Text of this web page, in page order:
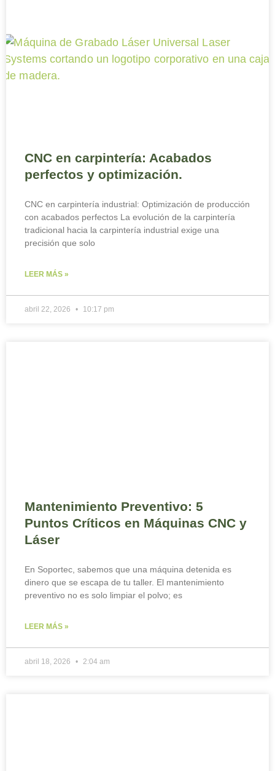
CNC en carpintería: Acabados
perfectos y optimización.
CNC en carpintería industrial: Optimización de producción
con acabados perfectos La evolución de la carpintería
tradicional hacia la carpintería industrial exige una
precisión que solo
LEER MÁS »
abril 22, 2026 10:17 pm
Mantenimiento Preventivo: 5
Puntos Críticos en Máquinas CNC y
Láser
En Soportec, sabemos que una máquina detenida es
dinero que se escapa de tu taller. El mantenimiento
preventivo no es solo limpiar el polvo; es
LEER MÁS »
abril 18, 2026 2:04 am